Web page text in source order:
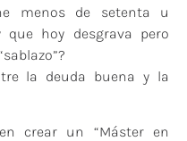
menos de setenta u
hoy desgrava pero
la deuda buena y la
crear un “Máster en